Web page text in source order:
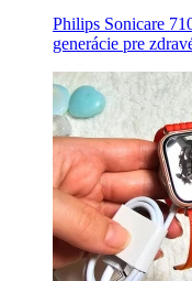
Philips Sonicare
generácie pre